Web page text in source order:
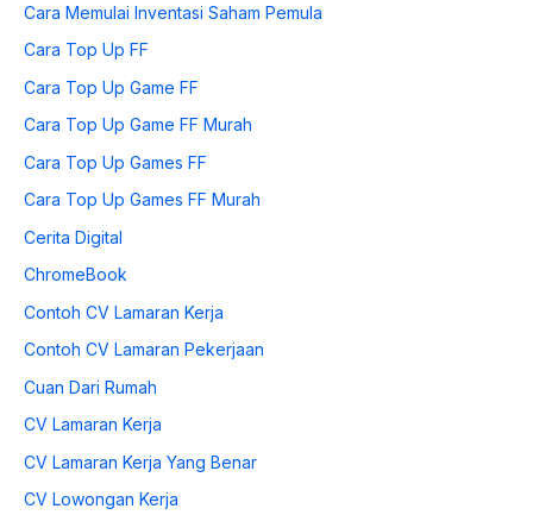
Cara Memulai Inventasi Saham Pemula
Cara Top Up FF
Cara Top Up Game FF
Cara Top Up Game FF Murah
Cara Top Up Games FF
Cara Top Up Games FF Murah
Cerita Digital
ChromeBook
Contoh CV Lamaran Kerja
Contoh CV Lamaran Pekerjaan
Cuan Dari Rumah
CV Lamaran Kerja
CV Lamaran Kerja Yang Benar
CV Lowongan Kerja